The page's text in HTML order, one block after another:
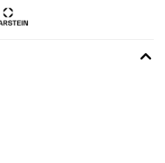
Verschluss defekt. Die Brotdose
Danke%